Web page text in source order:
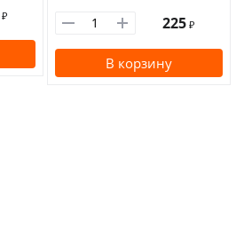
₽ 225 ₽
В корзину